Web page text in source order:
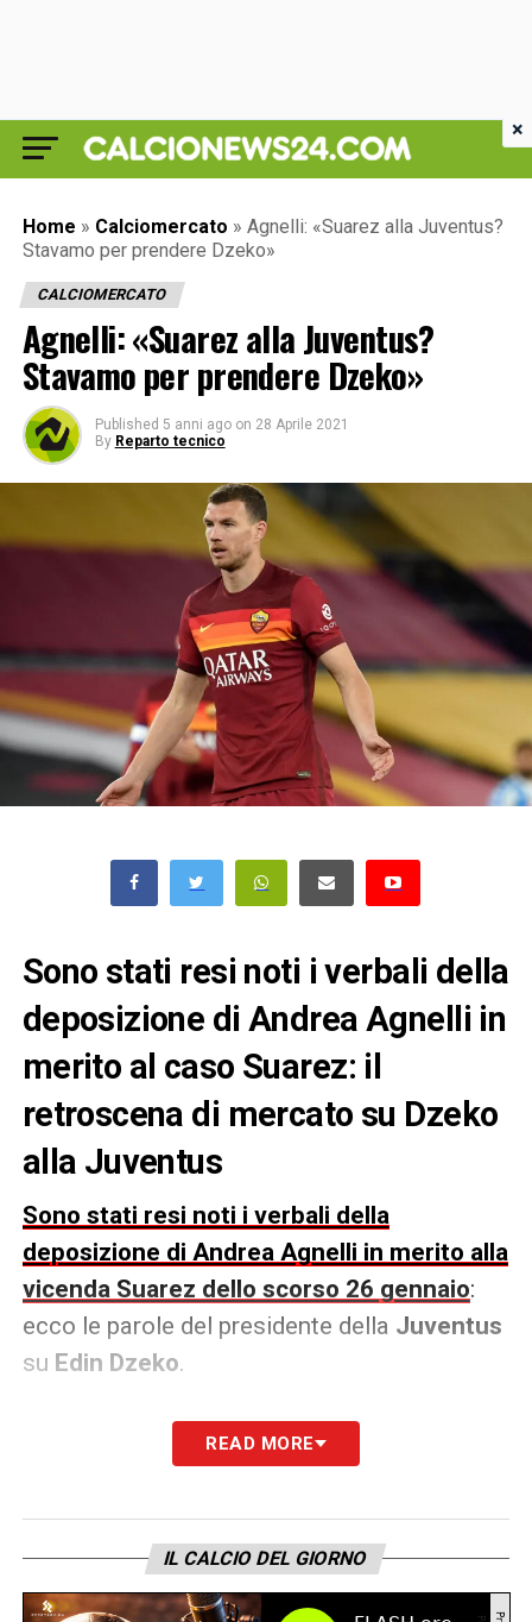
Home » Calciomercato » Agnelli: «Suarez alla Juventus?
Stavamo per prendere Dzeko»
CALCIOMERCATO
Agnelli: «Suarez alla Juventus?
Stavamo per prendere Dzeko»
Published 5 anni ago on 28 Aprile 2021
By Reparto tecnico
Sono stati resi noti i verbali della
deposizione di Andrea Agnelli in
merito al caso Suarez: il
retroscena di mercato su Dzeko
alla Juventus
Sono stati resi noti i verbali della
deposizione di Andrea Agnelli in merito alla
vicenda Suarez dello scorso 26 gennaio:
ecco le parole del presidente della Juventus
su Edin Dzeko.
Impossibilità tesseramento Suarez? Per
logica ritengo che mi informò Paratici e
positività di De Laurentiis, incontrato il 9
settembre all’assemblea della Lega Calcio.
READ MORE
IL CALCIO DEL GIORNO
×